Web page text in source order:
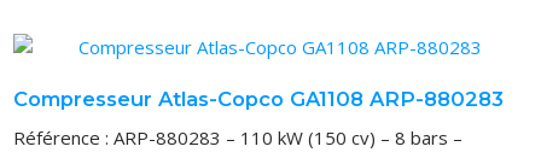
Compresseur Atlas-Copco GA1108 ARP-880283
Référence : ARP-880283 – 110 kW (150 cv) – 8 bars –